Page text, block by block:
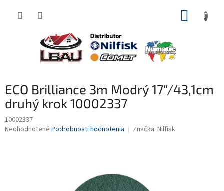
ECO Brilliance 3m Modrý 17"/43,1cm
druhý krok 10002337
10002337
Priemerné
Neohodnotené Podrobnosti hodnotenia Značka: Nilfisk